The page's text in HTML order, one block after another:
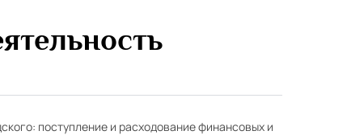
поступление и расходование финансовых и